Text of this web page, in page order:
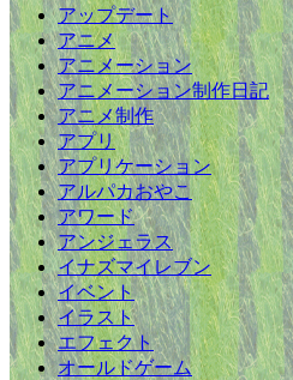
アップデート
アニメ
アニメーション
アニメーション制作日記
アニメ制作
アプリ
アプリケーション
アルパカおやこ
アワード
アンジェラス
イナズマイレブン
イベント
イラスト
エフェクト
オールドゲーム